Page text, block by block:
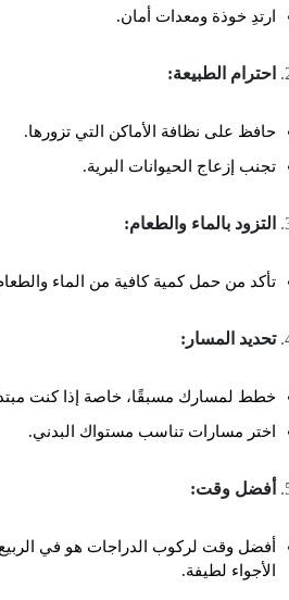
ارتدِ خوذة ومعدات أمان.
احترام الطبيعة:
حافظ على نظافة الأماكن التي تزورها.
تجنب إزعاج الحيوانات البرية.
التزود بالماء والطعام:
تأكد من حمل كمية كافية من الماء
تحديد المسار:
خطط لمسارك مسبقًا، خاصة إذا كنت
اختر مسارات تناسب مستواك البدني.
أفضل وقت:
أفضل وقت لركوب الدراجات هو في
الأجواء لطيفة.